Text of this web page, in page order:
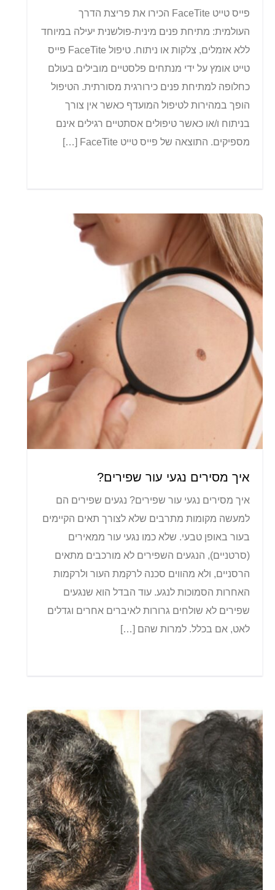
פייס טייט FaceTite הכירו את פריצת הדרך
העולמית: מתיחת פנים מינית-פולשנית יעילה במיוחד
ללא אזמלים, צלקות או ניתוח. טיפול FaceTite פייס
טייט אומץ על ידי מנתחים פלסטיים מובילים בעולם
כחלופה למתיחת פנים כירורגית מסורתית. הטיפול
הופך במהירות לטיפול המועדף כאשר אין צורך
בניתוח ו/או כאשר טיפולים אסתטיים רגילים אינם
מספיקים. התוצאה של פייס טייט FaceTite […]
איך מסירים נגעי עור שפירים?
איך מסירים נגעי עור שפירים? נגעים שפירים הם
למעשה מקומות מתרבים שלא לצורך תאים הקיימים
בעור באופן טבעי. שלא כמו נגעי עור ממאירים
(סרטניים), הנגעים השפירים לא מורכבים מתאים
הרסניים, ולא מהווים סכנה לרקמת העור ולרקמות
האחרות הסמוכות לנגע. עוד הבדל הוא שנגעים
שפירים לא שולחים גרורות לאיברים אחרים וגדלים
לאט, אם בכלל. למרות שהם […]